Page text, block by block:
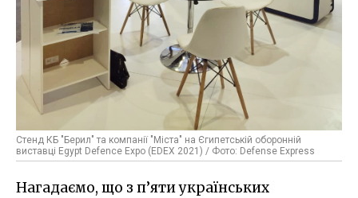
Стенд КБ "Берил" та компанії "Міста" на Єгипетській оборонній
виставці Egypt Defence Expo (EDEX 2021) / Фото: Defense Express
Нагадаємо, що з п’яти українських